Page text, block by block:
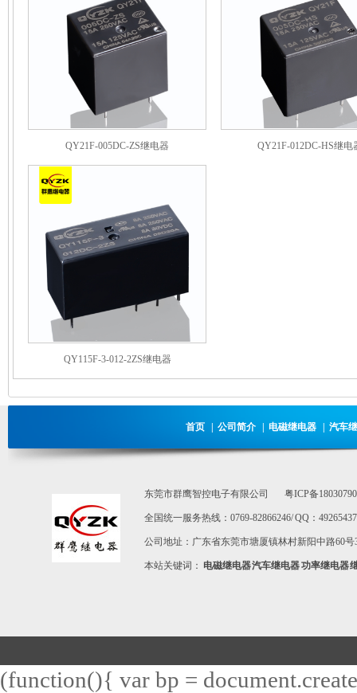
QY21F-005DC-ZS继电器 QY21F-012DC-HS继电
QY115F-3-012-2ZS继电器
首页 公司简介 电磁继电器 汽车
东莞市群鹰智控电子有限公司 粤ICP备
全国统一服务热线：0769-82866246/ QQ：
公司地址：广东省东莞市塘厦镇林村新阳中路60号
本站关键词： 电磁继电器汽车继电器功率继电器
(function(){ var bp =